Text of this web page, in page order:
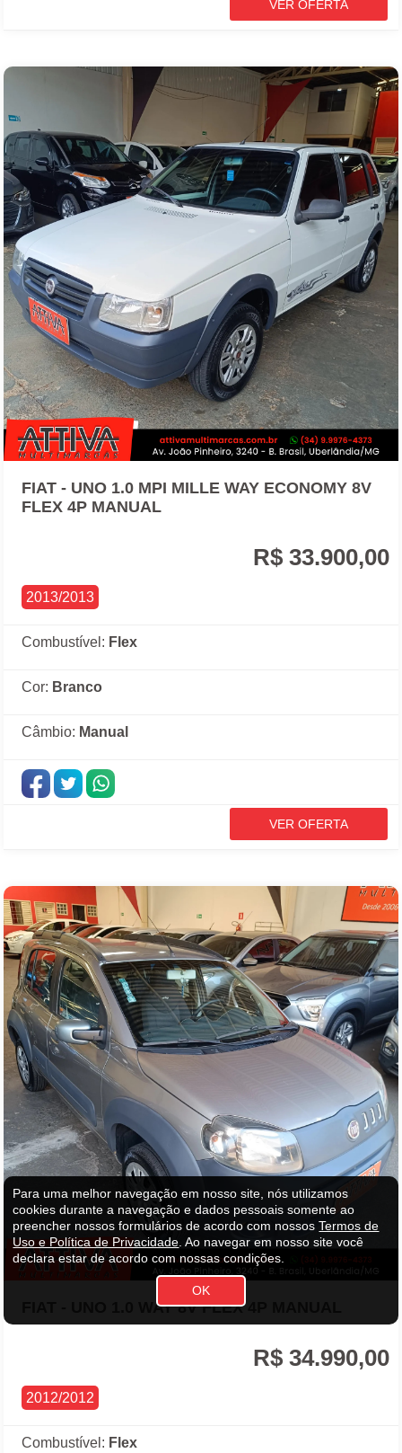
FIAT - UNO 1.0 MPI MILLE WAY ECONOMY 8V
FLEX 4P MANUAL
R$ 33.900,00
2013/2013
Combustível: Flex
Cor: Branco
Câmbio: Manual
FIAT - UNO 1.0 WAY 8V FLEX 4P MANUAL
R$ 34.990,00
2012/2012
Combustível: Flex
Para uma melhor navegação em nosso site, nós utilizamos
cookies durante a navegação e dados pessoais somente ao
preencher nossos formulários de acordo com nossosTermos de
Uso e Política de Privacidade Ao navegar em nosso site você
declara estar de acordo com nossas condições.